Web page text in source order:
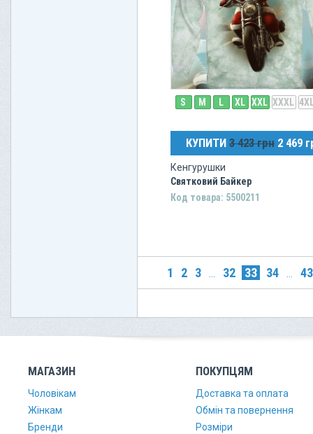
S M L XL XXL XXXL
КУПИТИ 3 423 грн 2 469
Кенгурушки
Святковий Байкер
Код товара: 5500211
1 2 3 32 33 34 43
МАГАЗИН
Чоловікам
Жінкам
Бренди
ПОКУПЦЯМ
Доставка та оплата
Обмін та повернення
Розміри